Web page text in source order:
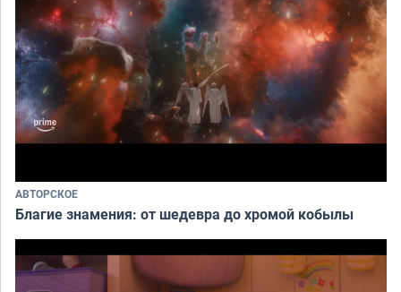
АВТОРСКОЕ
Благие знамения: от шедевра до хромой кобылы